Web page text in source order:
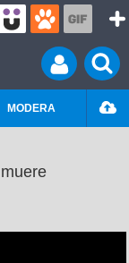
MODERA